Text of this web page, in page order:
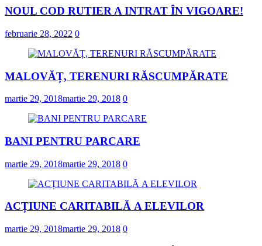
NOUL COD RUTIER A INTRAT ÎN VIGOARE!
februarie 28, 2022 0
MALOVĂȚ, TERENURI RĂSCUMPĂRATE
martie 29, 2018martie 29, 2018 0
BANI PENTRU PARCARE
martie 29, 2018martie 29, 2018 0
ACȚIUNE CARITABILĂ A ELEVILOR
martie 29, 2018martie 29, 2018 0